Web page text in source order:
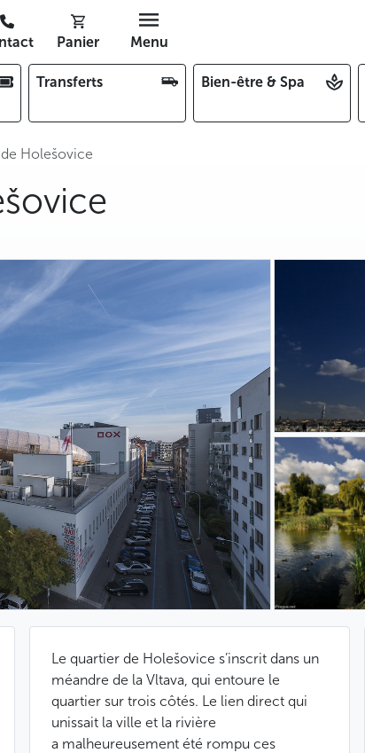
Panier Menu
Transferts Bien-être & Spa
Holešovice
Le quartier de Holešovice s’inscrit dans un
méandre de la Vltava, qui entoure le
quartier sur trois côtés. Le lien direct qui
unissait la ville et la rivière
a malheureusement été rompu ces